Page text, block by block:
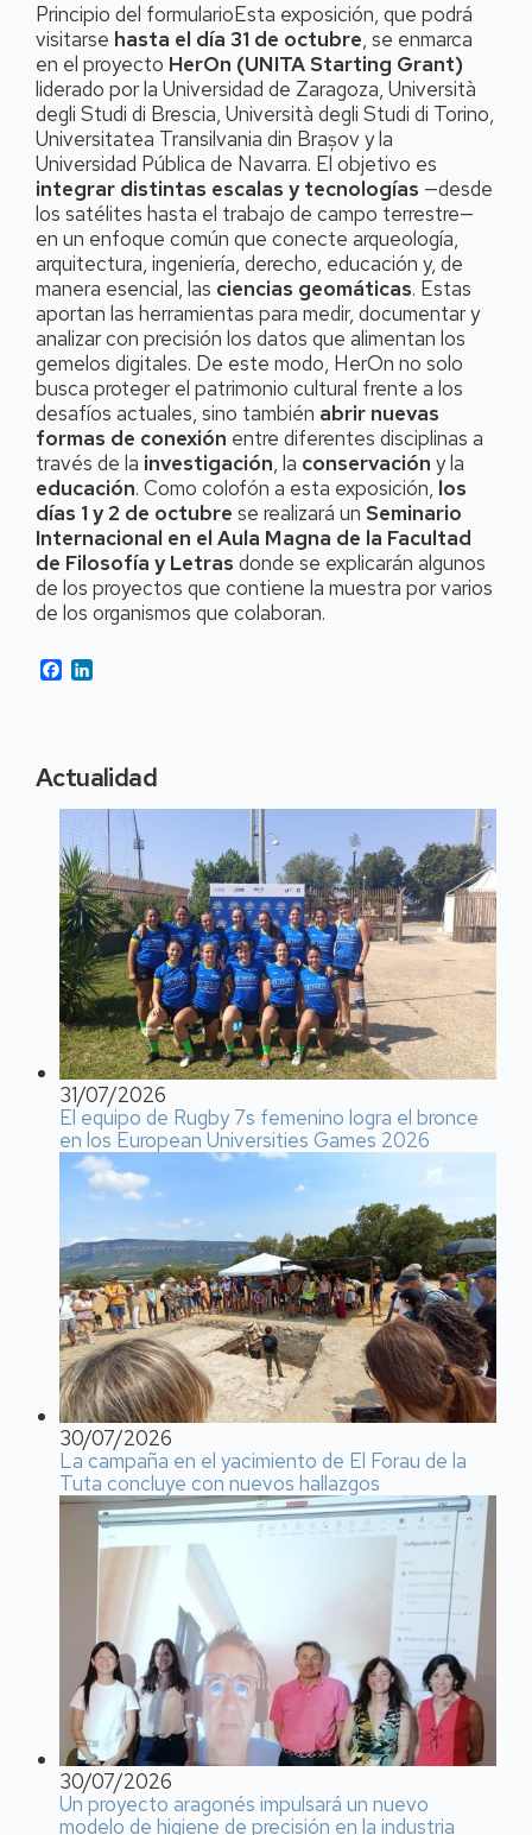
Principio del formularioEsta exposición, que podrá
visitarse hasta el día 31 de octubre, se enmarca
en el proyecto HerOn (UNITA Starting Grant)
liderado por la Universidad de Zaragoza, Università
degli Studi di Brescia, Università degli Studi di Torino,
Universitatea Transilvania din Brașov y la
Universidad Pública de Navarra. El objetivo es
integrar distintas escalas y tecnologías —desde
los satélites hasta el trabajo de campo terrestre—
en un enfoque común que conecte arqueología,
arquitectura, ingeniería, derecho, educación y, de
manera esencial, las ciencias geomáticas. Estas
aportan las herramientas para medir, documentar y
analizar con precisión los datos que alimentan los
gemelos digitales. De este modo, HerOn no solo
busca proteger el patrimonio cultural frente a los
desafíos actuales, sino también abrir nuevas
formas de conexión entre diferentes disciplinas a
través de la investigación, la conservación y la
educación. Como colofón a esta exposición, los
días 1 y 2 de octubre se realizará un Seminario
Internacional en el Aula Magna de la Facultad
de Filosofía y Letras donde se explicarán algunos
de los proyectos que contiene la muestra por varios
de los organismos que colaboran.
Facebook
Actualidad
31/07/2026
El equipo de Rugby 7s femenino logra el bronce
en los European Universities Games 2026
30/07/2026
La campaña en el yacimiento de El Forau de la
Tuta concluye con nuevos hallazgos
30/07/2026
Un proyecto aragonés impulsará un nuevo
modelo de higiene de precisión en la industria